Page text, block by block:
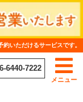
いただけるサービスです。
メニュー
6440-7222